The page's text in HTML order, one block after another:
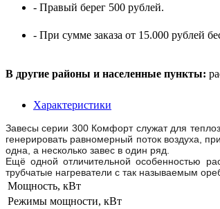
- Правый берег 500 рублей.
- При сумме заказа от 15.000 рублей
В другие районы и населенные пункты:
Характеристики
Завесы серии 300 Комфорт служат для
генерировать равномерный поток воздуха,
одна, а несколько завес в один ряд.
Ещё одной отличительной особенностью
трубчатые нагреватели с так называемым
Мощность, кВт
Режимы мощности, кВт